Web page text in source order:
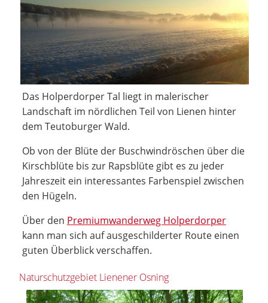
Das Holperdorper Tal liegt in malerischer
Landschaft im nördlichen Teil von Lienen hinter
dem Teutoburger Wald.
Ob von der Blüte der Buschwindröschen über die
Kirschblüte bis zur Rapsblüte gibt es zu jeder
Jahreszeit ein interessantes Farbenspiel zwischen
den Hügeln.
Über den Premiumwanderweg Holperdorper
kann man sich auf ausgeschilderter Route einen
guten Überblick verschaffen.
Naturschutzgebiet Lienener Osning